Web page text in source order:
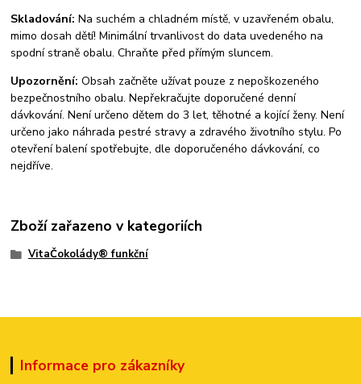
Skladování: Na suchém a chladném místě, v uzavřeném obalu,
mimo dosah dětí! Minimální trvanlivost do data uvedeného na
spodní straně obalu. Chraňte před přímým sluncem.
Upozornění: Obsah začněte užívat pouze z nepoškozeného
bezpečnostního obalu. Nepřekračujte doporučené denní
dávkování. Není určeno dětem do 3 let, těhotné a kojící ženy. Není
určeno jako náhrada pestré stravy a zdravého životního stylu. Po
otevření balení spotřebujte, dle doporučeného dávkování, co
nejdříve.
Zboží zařazeno v kategoriích
VitaČokolády® funkční
Informace pro zákazníky